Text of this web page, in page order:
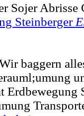
Sojer Abrisse
Steinberger
baggern
Erdbewegung